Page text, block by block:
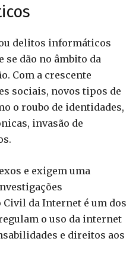
delitos informáticos
se dão no âmbito da
Com a crescente
sociais, novos tipos de
o roubo de identidades,
invasão de
e exigem uma
Civil da Internet é um dos
o uso da internet
e direitos aos